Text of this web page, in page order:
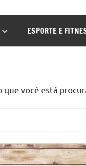
ESPORTE E
você está